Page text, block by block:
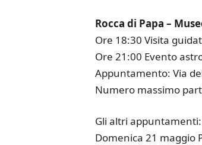
Rocca di Papa –
Ore 18:30 Visita
Ore 21:00 Evento
Appuntamento: Via
Numero massimo
Gli altri appuntamenti:
Domenica 21 maggio